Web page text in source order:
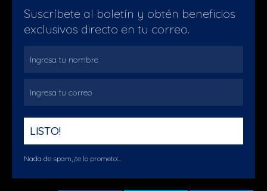
Suscríbete al boletín y obtén beneficios
exclusivos directo en tu correo.
Nada de spam, ¡te lo prometo!...